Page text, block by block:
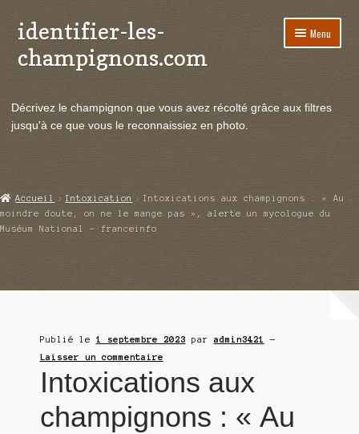
Aller
à
la
Aller
au
contenu
identifier-les-
champignons.com
Menu
le
Actualités
menu
enfant
Echanges et contacts
Ouvrir
le
Mycologie
Décrivez le champignon que vous avez récolté grâce aux filtres
jusqu'à ce que vous le reconnaissiez en photo.
Accueil Intoxication
Intoxications aux champignons : « Au
moindre doute, on ne le mange pas », alerte un mycologue du
Muséum National – franceinfo
Publié le 1 septembre 2023 paradmin3421
—
Laisser un commentaire
Intoxications aux
champignons : « Au